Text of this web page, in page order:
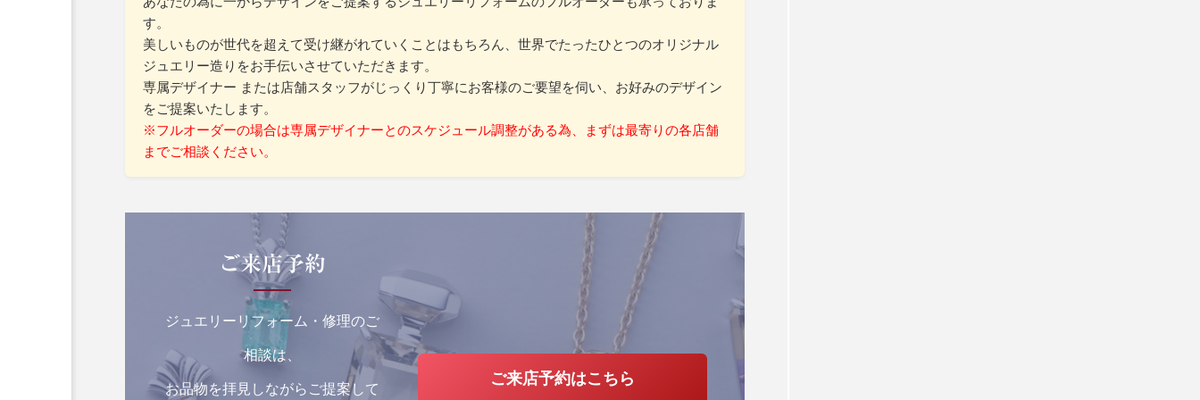
す。
美しいものが世代を超えて受け継がれていくことはもちろん、世界でたったひとつのオリジナル
ジュエリー造りをお手伝いさせていただきます。
専属デザイナー または店舗スタッフがじっくり丁寧にお客様のご要望を伺い、お好みのデザイン
をご提案いたします。
※フルオーダーの場合は専属デザイナーとのスケジュール調整がある為、まずは最寄りの各店舗
までご相談ください。
ご来店予約
ジュエリーリフォーム・修理のご
相談は、
お品物を拝見しながらご提案して
ご来店予約はこちら